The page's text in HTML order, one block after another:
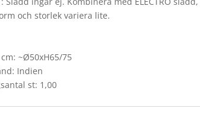
och storlek variera lite.
~Ø50xH65/75
Indien
st: 1,00